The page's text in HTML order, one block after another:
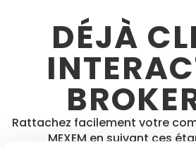
DÉJÀ
Rattachez facilement votre
MEXEM en suivant ces